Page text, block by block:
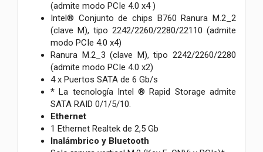
(admite modo PCIe 4.0 x4 )
Intel® Conjunto de chips B760 Ranura M.2_2
(clave M), tipo 2242/2260/2280/22110 (admite
modo PCIe 4.0 x4)
Ranura M.2_3 (clave M), tipo 2242/2260/2280
(admite modo PCIe 4.0 x2)
4 x Puertos SATA de 6 Gb/s
* La tecnología Intel ® Rapid Storage admite
SATA RAID 0/1/5/10.
Ethernet
1 Ethernet Realtek de 2,5 Gb
Inalámbrico y Bluetooth